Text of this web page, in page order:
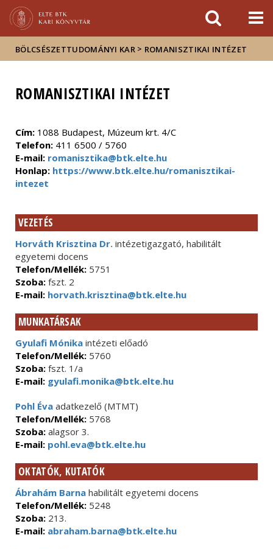
sajtóban
BÖLCSÉSZETTUDOMÁNYI KAR > ROMANISZTIKAI INTÉZET
ROMANISZTIKAI INTÉZET
Cím: 1088 Budapest, Múzeum krt. 4/C
Telefon: 411 6500 / 5760
E-mail: romanisztika@btk.elte.hu
Honlap: https://www.btk.elte.hu/romanisztikai-
intezet
VEZETÉS
Horváth Krisztina Dr. intézetigazgató, habilitált
egyetemi docens
Telefon/Mellék: 5751
Szoba: fszt. 2
E-mail: horvath.krisztina@btk.elte.hu
MUNKATÁRSAK
Gyulafi Mónika intézeti előadó
Telefon/Mellék: 5760
Szoba: fszt. 1/a
E-mail: gyulafi.monika@btk.elte.hu
Pohl Éva adatkezelő (MTMT)
Telefon/Mellék: 5768
Szoba: alagsor 3.
E-mail: pohl.eva@btk.elte.hu
OKTATÓK, KUTATÓK
Ábrahám Barna habilitált egyetemi docens
Telefon/Mellék: 5248
Szoba: 213.
E-mail: abraham.barna@btk.elte.hu